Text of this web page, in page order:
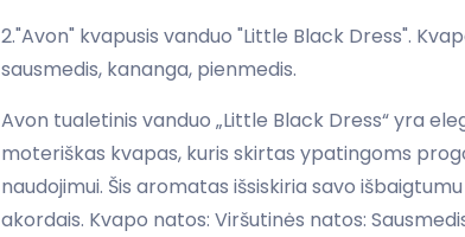
2."Avon" kvapusis vanduo "Little Black Dress".
sausmedis, kananga, pienmedis.
Avon tualetinis vanduo „Little Black Dress“ yra
moteriškas kvapas, kuris skirtas ypatingoms
naudojimui. Šis aromatas išsiskiria savo
akordais. Kvapo natos: Viršutinės natos: